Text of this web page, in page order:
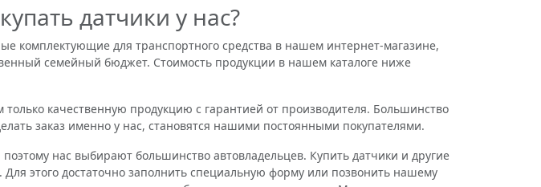
датчики у нас?
комплектующие для транспортного средства в нашем интернет-магазине,
семейный бюджет. Стоимость продукции в нашем каталоге ниже
качественную продукцию с гарантией от производителя. Большинство
заказ именно у нас, становятся нашими постоянными покупателями.
нас выбирают большинство автовладельцев. Купить датчики и другие
Для этого достаточно заполнить специальную форму или позвонить нашему